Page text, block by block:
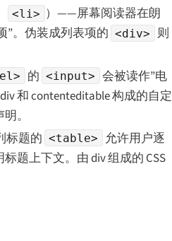
<li> ）——屏幕阅读器在朗
”。伪装成列表项的 <div> 则
的 <input> 会被读作”电
和 contenteditable 构成的自定
。
标题的 <table>
允许用户逐
题上下文。由 div 组成的 CSS